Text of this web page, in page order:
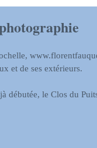
et de ses extérieurs.
débutée, le Clos du